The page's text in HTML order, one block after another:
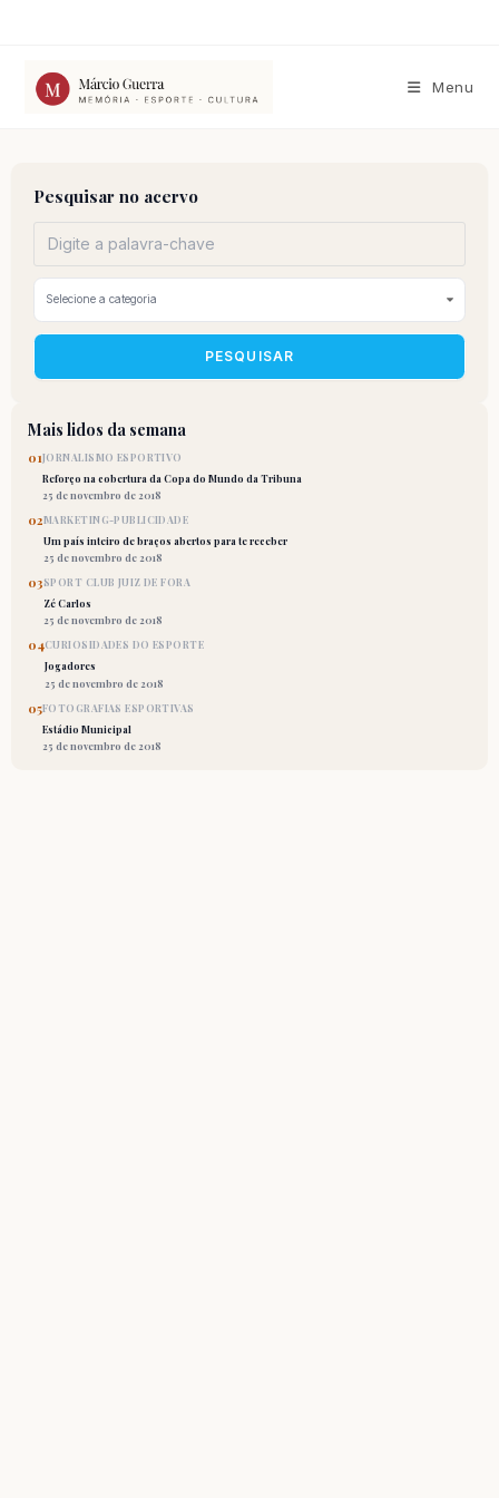
conteúdo
Menu
Pesquisar no acervo
PESQUISAR
Mais lidos da semana
01JORNALISMO ESPORTIVO
Reforço na cobertura da Copa do Mundo da Tribuna
25 de novembro de 2018
02MARKETING-PUBLICIDADE
Um país inteiro de braços abertos para te receber
25 de novembro de 2018
03SPORT CLUB JUIZ DE FORA
Zé Carlos
25 de novembro de 2018
04CURIOSIDADES DO ESPORTE
Jogadores
25 de novembro de 2018
05FOTOGRAFIAS ESPORTIVAS
Estádio Municipal
25 de novembro de 2018